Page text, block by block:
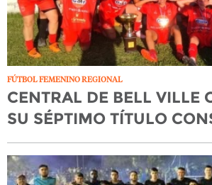
FÚTBOL FEMENINO REGIONAL
CENTRAL DE BELL VILLE
SU SÉPTIMO TÍTULO